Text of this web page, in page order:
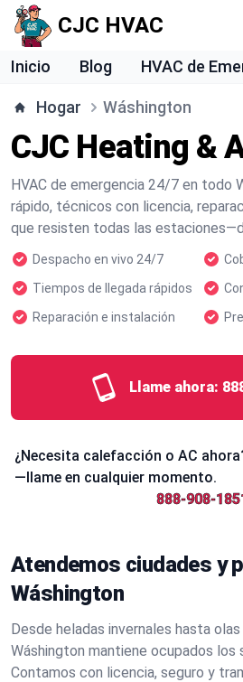
CJC HVAC
Inicio Blog HVAC de
Hogar Wáshington
CJC Heating &
HVAC de emergencia 24/7 en todo
rápido, técnicos con licencia,
que resisten todas las
Despacho en vivo 24/7
Tiempos de llegada rápidos
Reparación e instalación
Llame ahora:
¿Necesita calefacción o AC
—llame en cualquier momento.
888-908-
Atendemos ciudades y
Wáshington
Desde heladas invernales hasta
Wáshington mantiene ocupados los
Contamos con licencia, seguro y